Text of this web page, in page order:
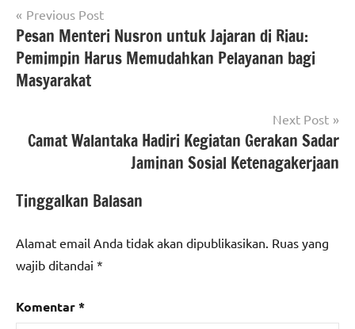
Tagged
with
#ATRBPN
#KantahCilegon
#KunjunganKerja
#Menanjak
#beritanasional
#BPN
Cilegon
#Kementerian
Navigasi
pos
Previous Post
Pesan Menteri Nusron untuk Jajaran di Riau:
Pemimpin Harus Memudahkan Pelayanan bagi
Masyarakat
Next Post
Camat Walantaka Hadiri Kegiatan Gerakan Sadar
Jaminan Sosial Ketenagakerjaan
Tinggalkan Balasan
Alamat email Anda tidak akan dipublikasikan. Ruas yang
wajib ditandai *
Komentar*